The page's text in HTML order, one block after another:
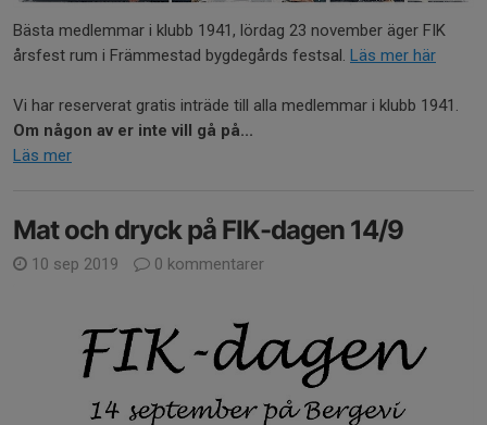
Bästa medlemmar i klubb 1941, lördag 23 november äger FIK
årsfest rum i Främmestad bygdegårds festsal. Läs mer här
Vi har reserverat gratis inträde till alla medlemmar i klubb 1941.
Om någon av er inte vill gå på...
Läs mer
Mat och dryck på FIK-dagen 14/9
10 sep 2019 0 kommentarer